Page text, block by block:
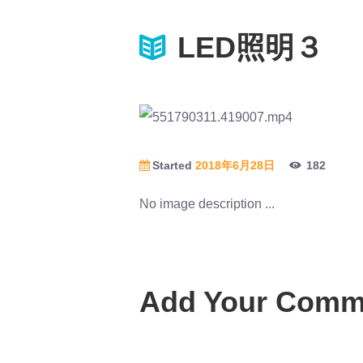
LED照明３
Started 2018年6月28日 182
No image description ...
Add Your